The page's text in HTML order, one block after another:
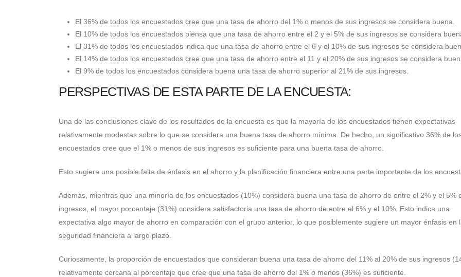
El 36% de todos los encuestados cree que una tasa de ahorro del 1% o menos de sus ingresos se considera buena.
El 10% de todos los encuestados piensa que una tasa de ahorro entre el 2 y el 5% de sus ingresos se considera
El 31% de todos los encuestados indica que una tasa de ahorro entre el 6 y el 10% de sus ingresos se considera
El 14% de todos los encuestados cree que una tasa de ahorro entre el 11 y el 20% de sus ingresos se considera
El 9% de todos los encuestados considera buena una tasa de ahorro superior al 21% de sus ingresos.
PERSPECTIVAS DE ESTA PARTE DE LA ENCUESTA:
Una de las conclusiones clave de los resultados de la encuesta es que la mayoría de los encuestados tienen expectativas
relativamente modestas sobre lo que se considera una buena tasa de ahorro mínima. De hecho, un significativo 36% de
encuestados cree que el 1% o menos de sus ingresos es suficiente para una buena tasa de ahorro.
Esto sugiere una posible falta de énfasis en el ahorro y la planificación financiera entre una parte importante de los
Además, mientras que una minoría de los encuestados (10%) considera buena una tasa de ahorro de entre el 2% y el 5%
ingresos, el mayor porcentaje (31%) considera satisfactoria una tasa de ahorro de entre el 6% y el 10%. Esto indica una
expectativa algo mayor de ahorro en comparación con el grupo anterior, lo que posiblemente sugiere un mayor énfasis en
seguridad financiera a largo plazo.
Curiosamente, la proporción de encuestados que consideran buena una tasa de ahorro del 11% al 20% de sus ingresos
relativamente cercana al porcentaje que cree que una tasa de ahorro del 1% o menos (36%) es suficiente.